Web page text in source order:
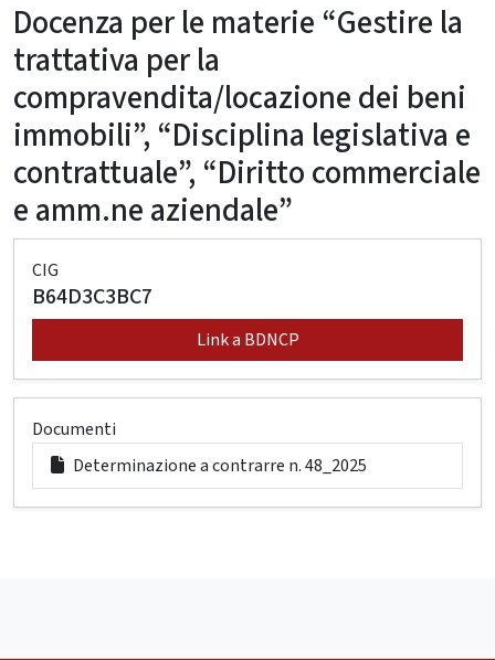
Docenza per le materie “Gestire la
trattativa per la
compravendita/locazione dei beni
immobili”, “Disciplina legislativa e
contrattuale”, “Diritto commerciale
e amm.ne aziendale”
CIG
B64D3C3BC7
Link a BDNCP
Documenti
Determinazione a contrarre n. 48_2025